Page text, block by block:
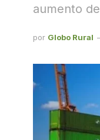
aumento
por Globo Rural